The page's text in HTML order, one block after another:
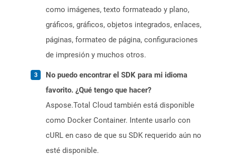
como imágenes, texto formateado y plano,
gráficos, gráficos, objetos integrados, enlaces,
páginas, formateo de página, configuraciones
de impresión y muchos otros.
No puedo encontrar el SDK para mi idioma
favorito. ¿Qué tengo que hacer?
Aspose.Total Cloud también está disponible
como Docker Container. Intente usarlo con
cURL en caso de que su SDK requerido aún no
esté disponible.